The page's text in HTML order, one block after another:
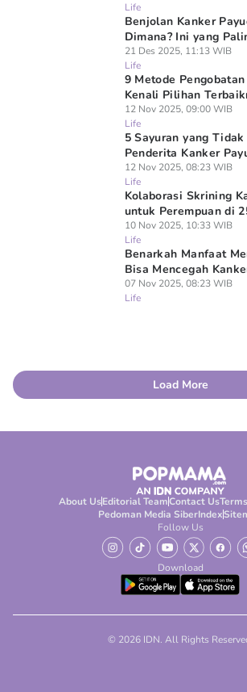
Life
Benjolan Kanker
Dimana? Ini yang
21 Des 2025, 11:13 WIB
Life
9 Metode
Kenali Pilihan
12 Nov 2025, 09:00 WIB
Life
5 Sayuran yang
Penderita Kanker
12 Nov 2025, 08:23 WIB
Life
Kolaborasi Skrining
untuk Perempuan di
10 Nov 2025, 10:33 WIB
Life
Benarkah Manfaat
Bisa Mencegah
07 Nov 2025, 08:23 WIB
Life
Load More
About UsEditorial TeamContact Us
Pedoman Media SiberIndex
Follow Us
Download
© 2026 IDN. All Rights